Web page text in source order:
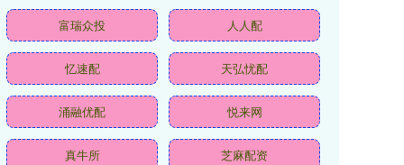
富瑞众投 人人配
忆速配 天弘忧配
涌融优配 悦来网
真牛所 芝麻配资